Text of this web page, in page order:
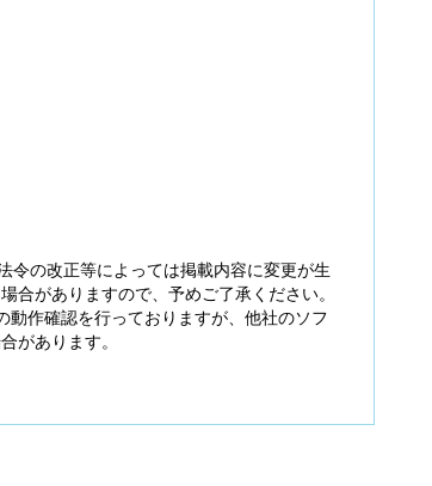
令の改正等によっては掲載内容に変更が生
合がありますので、予めご了承ください。
作確認を行っておりますが、他社のソフ
があります。